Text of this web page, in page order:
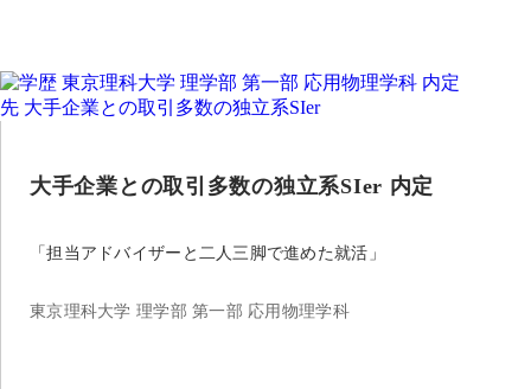
大手企業との取引多数の独立系SIer 内定
「担当アドバイザーと二人三脚で進めた就活」
東京理科大学 理学部 第一部 応用物理学科